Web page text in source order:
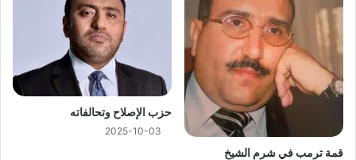
قمة ترمب في شرم الشيخ
حزب الإصلاح وتحالفاته
2025-10-03